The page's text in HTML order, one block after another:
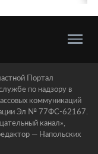
Портал
по надзору в
коммуникаций
Эл № 77ФС-62167.
канал»,
— Напольских